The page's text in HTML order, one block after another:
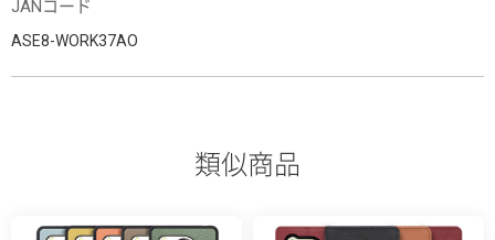
JANコード
ASE8-WORK37AO
類似商品